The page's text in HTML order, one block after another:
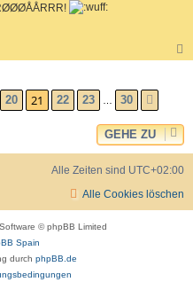
a
3020 21 22 23 30
GEHE ZU
Alle Zeiten sind UTC+02:00
Alle Cookies löschen
© phpBB Limited
Spain
durch phpBB.de